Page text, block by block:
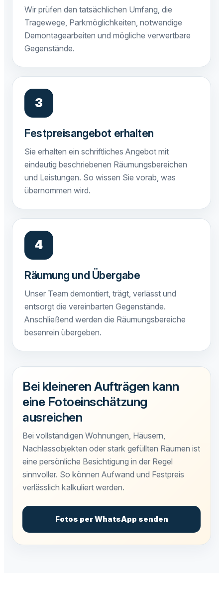
Wir prüfen den tatsächlichen Umfang, die
Tragewege, Parkmöglichkeiten, notwendige
Demontagearbeiten und mögliche verwertbare
Gegenstände.
Festpreisangebot erhalten
Sie erhalten ein schriftliches Angebot mit
eindeutig beschriebenen Räumungsbereichen
und Leistungen. So wissen Sie vorab, was
übernommen wird.
Räumung und Übergabe
Unser Team demontiert, trägt, verlässt und
entsorgt die vereinbarten Gegenstände.
Anschließend werden die Räumungsbereiche
besenrein übergeben.
Bei kleineren Aufträgen kann
eine Fotoeinschätzung
ausreichen
Bei vollständigen Wohnungen, Häusern,
Nachlassobjekten oder stark gefüllten Räumen ist
eine persönliche Besichtigung in der Regel
sinnvoller. So können Aufwand und Festpreis
verlässlich kalkuliert werden.
Fotos per WhatsApp senden